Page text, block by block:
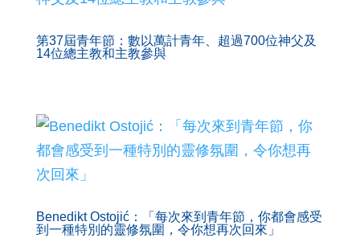
第37屆青年節：數以萬計青年、超過700位神父及
14位總主教和主教參與
Benedikt Ostojić：「每次來到青年節，你都會感受
到一種特別的靈修氛圍，令你想再次回來」